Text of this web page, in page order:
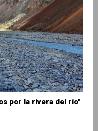
por la rivera del río"